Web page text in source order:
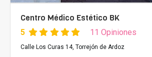
Centro Médico Estético BK
5 11 Opiniones
Calle Los Curas 14, Torrejón de Ardoz